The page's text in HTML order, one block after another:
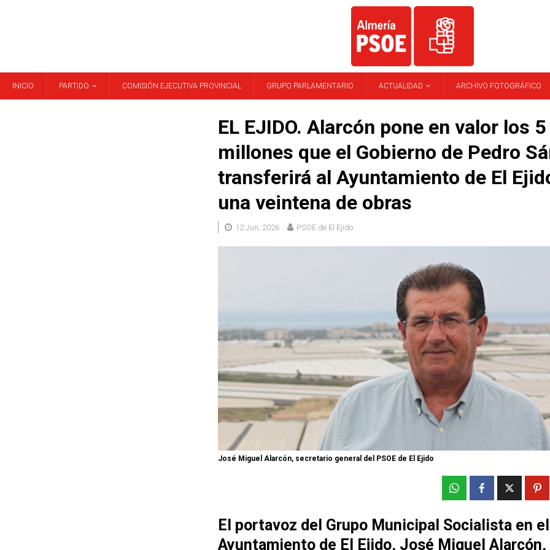
INICIO PARTIDO COMISIÓN EJECUTIVA PROVINCIAL GRUPO PARLAMENTARIO ACTUALIDAD ARCHIVO FOTOGRÁFICO
EL EJIDO. Alarcón pone en valor los 5
millones que el Gobierno de Pedro
transferirá al Ayuntamiento de El
una veintena de obras
12 Jun, 2026 PSOE de El Ejido
José Miguel Alarcón, secretario general del PSOE de El Ejido
El portavoz del Grupo Municipal Socialista en el
Ayuntamiento de El Ejido, José Miguel Alarcón,